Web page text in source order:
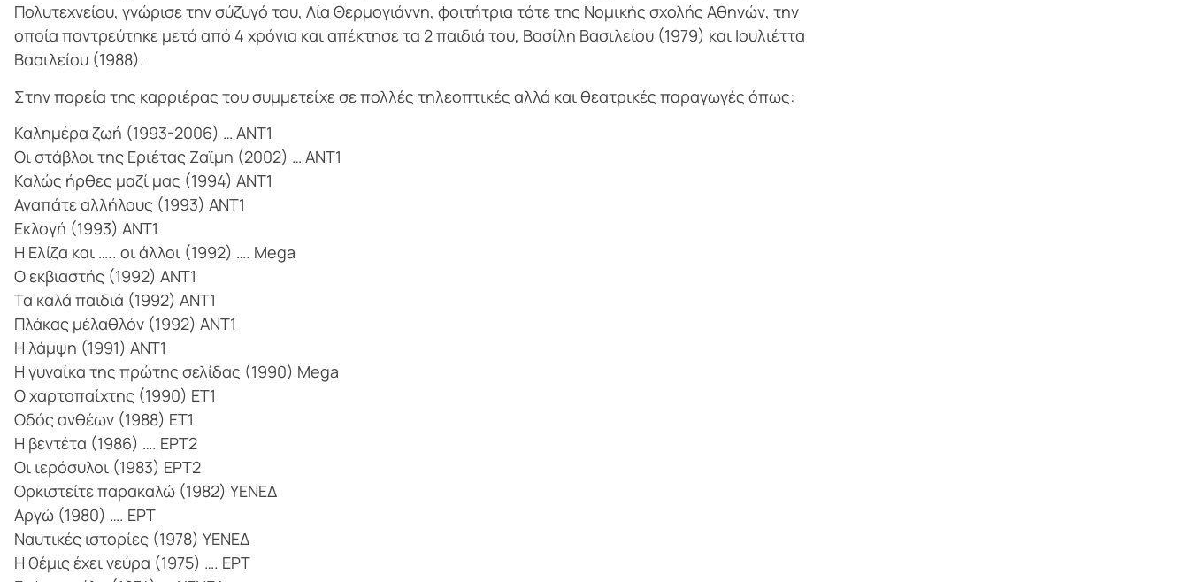
Πολυτεχνείου, γνώρισε την σύζυγό του, Λία Θερμογιάννη, φοιτήτρια τότε της Νομικής σχολής Αθηνών, την
οποία παντρεύτηκε μετά από 4 χρόνια και απέκτησε τα 2 παιδιά του, Βασίλη Βασιλείου (1979) και Ιουλιέττα
Βασιλείου (1988).
Στην πορεία της καρριέρας του συμμετείχε σε πολλές τηλεοπτικές αλλά και θεατρικές παραγωγές όπως:
Καλημέρα ζωή (1993-2006) … ΑΝΤ1
Οι στάβλοι της Εριέτας Ζαϊμη (2002) … ΑΝΤ1
Καλώς ήρθες μαζί μας (1994) ΑΝΤ1
Αγαπάτε αλλήλους (1993) ΑΝΤ1
Εκλογή (1993) ΑΝΤ1
Η Ελίζα και ….. οι άλλοι (1992) …. Mega
Ο εκβιαστής (1992) ΑΝΤ1
Τα καλά παιδιά (1992) ΑΝΤ1
Πλάκας μέλαθλόν (1992) ΑΝΤ1
Η λάμψη (1991) ΑΝΤ1
Η γυναίκα της πρώτης σελίδας (1990) Mega
Ο χαρτοπαίχτης (1990) ΕΤ1
Οδός ανθέων (1988) ΕΤ1
Η βεντέτα (1986) …. ΕΡΤ2
Οι ιερόσυλοι (1983) ΕΡΤ2
Ορκιστείτε παρακαλώ (1982) ΥΕΝΕΔ
Αργώ (1980) …. ΕΡΤ
Ναυτικές ιστορίες (1978) ΥΕΝΕΔ
Η θέμις έχει νεύρα (1975) …. ΕΡΤ